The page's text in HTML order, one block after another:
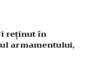
reținut în
armamentului,